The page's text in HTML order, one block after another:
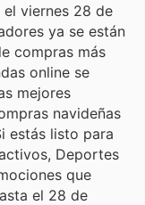
viernes 28 de
ya se están
compras más
online se
mejores
navideñas
estás listo para
Deportes
que
el 28 de